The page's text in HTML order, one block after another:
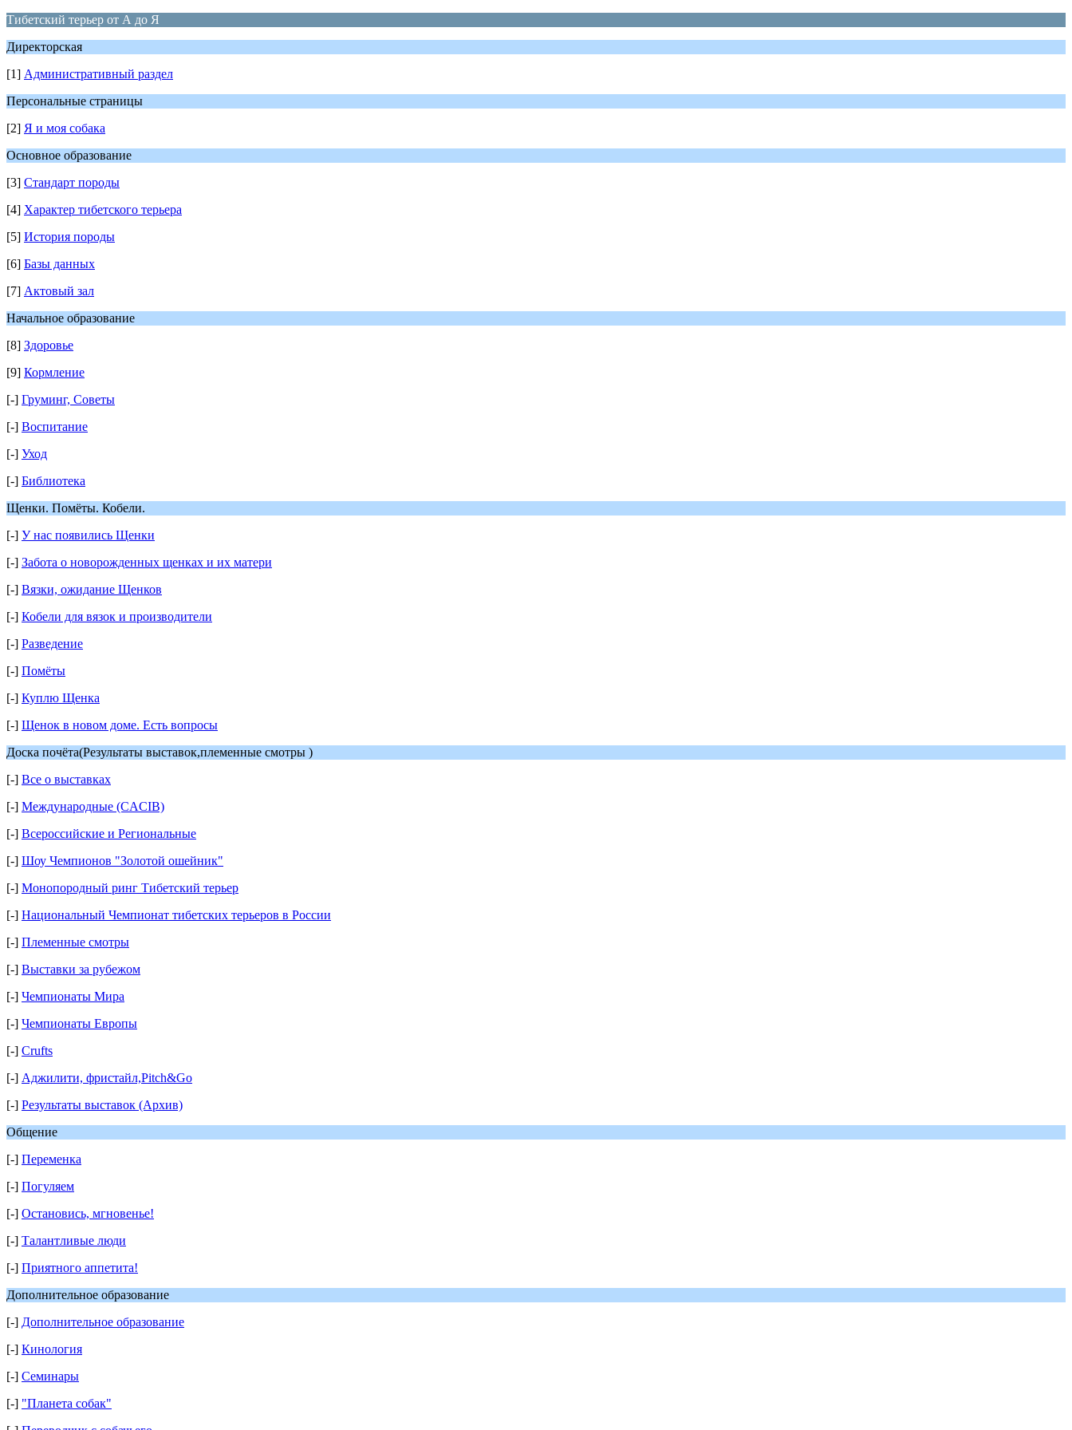
Тибетский терьер от А до Я
Директорская
[1] Административный раздел
Персональные страницы
[2] Я и моя собака
Основное образование
[3] Стандарт породы
[4] Характер тибетского терьера
[5] История породы
[6] Базы данных
[7] Актовый зал
Начальное образование
[8] Здоровье
[9] Кормление
[-] Груминг, Cоветы
[-] Воспитание
[-] Уход
[-] Библиотека
Щенки. Помëты. Кобели.
[-] У нас появились Щенки
[-] Забота о новорожденных щенках и их матери
[-] Вязки, ожидание Щенков
[-] Кобели для вязок и производители
[-] Разведение
[-] Помёты
[-] Куплю Щенка
[-] Щенок в новом доме. Есть вопросы
Доска почёта(Результаты выставок,племенные смотры )
[-] Все о выставках
[-] Международные (CACIB)
[-] Всероссийские и Региональные
[-] Шоу Чемпионов "Золотой ошейник"
[-] Монопородный ринг Тибетский терьер
[-] Национальный Чемпионат тибетских терьеров в России
[-] Племенные смотры
[-] Выставки за рубежом
[-] Чемпионаты Мира
[-] Чемпионаты Европы
[-] Crufts
[-] Аджилити, фристайл,Pitch&Go
[-] Результаты выставок (Архив)
Общение
[-] Переменка
[-] Погуляем
[-] Остановись, мгновенье!
[-] Талантливые люди
[-] Приятного аппетита!
Дополнительное образование
[-] Дополнительное образование
[-] Кинология
[-] Семинары
[-] "Планета собак"